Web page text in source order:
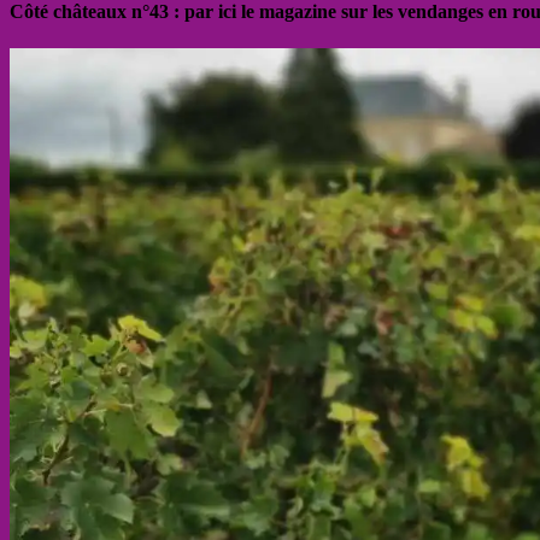
Côté châteaux n°43 : par ici le magazine sur les vendanges en